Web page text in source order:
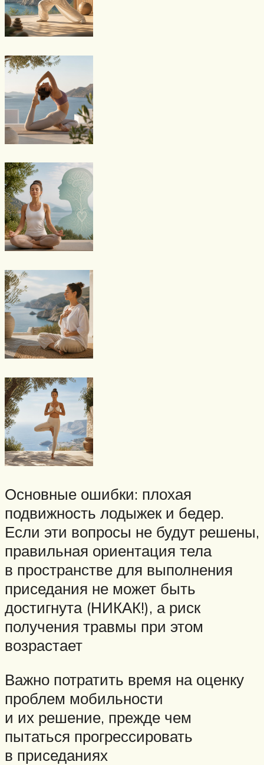
Основные ошибки: плохая
подвижность лодыжек и бедер.
Если эти вопросы не будут решены,
правильная ориентация тела
в пространстве для выполнения
приседания не может быть
достигнута (НИКАК!), а риск
получения травмы при этом
возрастает
Важно потратить время на оценку
проблем мобильности
и их решение, прежде чем
пытаться прогрессировать
в приседаниях